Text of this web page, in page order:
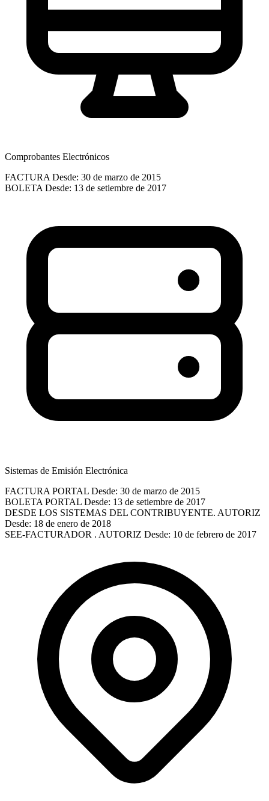
Comprobantes Electrónicos
FACTURA Desde: 30 de marzo de 2015
BOLETA Desde: 13 de setiembre de 2017
Sistemas de Emisión Electrónica
FACTURA PORTAL Desde: 30 de marzo de 2015
BOLETA PORTAL Desde: 13 de setiembre de 2017
DESDE LOS SISTEMAS DEL CONTRIBUYENTE. AUTORIZ
Desde: 18 de enero de 2018
SEE-FACTURADOR . AUTORIZ Desde: 10 de febrero de 2017